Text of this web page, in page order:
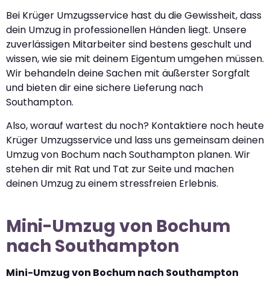
Bei Krüger Umzugsservice hast du die Gewissheit, dass
dein Umzug in professionellen Händen liegt. Unsere
zuverlässigen Mitarbeiter sind bestens geschult und
wissen, wie sie mit deinem Eigentum umgehen müssen.
Wir behandeln deine Sachen mit äußerster Sorgfalt
und bieten dir eine sichere Lieferung nach
Southampton.
Also, worauf wartest du noch? Kontaktiere noch heute
Krüger Umzugsservice und lass uns gemeinsam deinen
Umzug von Bochum nach Southampton planen. Wir
stehen dir mit Rat und Tat zur Seite und machen
deinen Umzug zu einem stressfreien Erlebnis.
Mini-Umzug von Bochum
nach Southampton
Mini-Umzug von Bochum nach Southampton